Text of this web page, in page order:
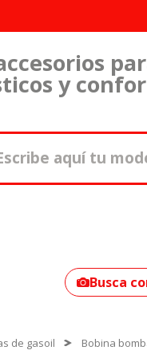
y
tu
Busca
de gasoil Bobina